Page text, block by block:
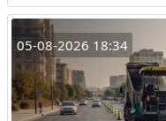
05-08-2026 18:34